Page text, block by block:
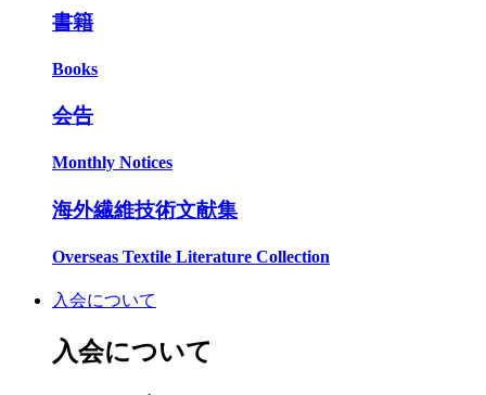
書籍
Books
会告
Monthly Notices
海外繊維技術文献集
Overseas Textile Literature Collection
入会について
入会について